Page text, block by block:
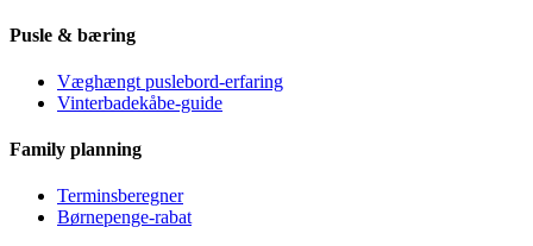
Pusle & bæring
Væghængt puslebord-erfaring
Vinterbadekåbe-guide
Family planning
Terminsberegner
Børnepenge-rabat